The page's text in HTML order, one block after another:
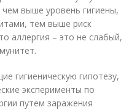
выше уровень гигиены,
тем выше риск
аллергия – это не слабый,
гигиеническую гипотезу,
эксперименты по
путем заражения